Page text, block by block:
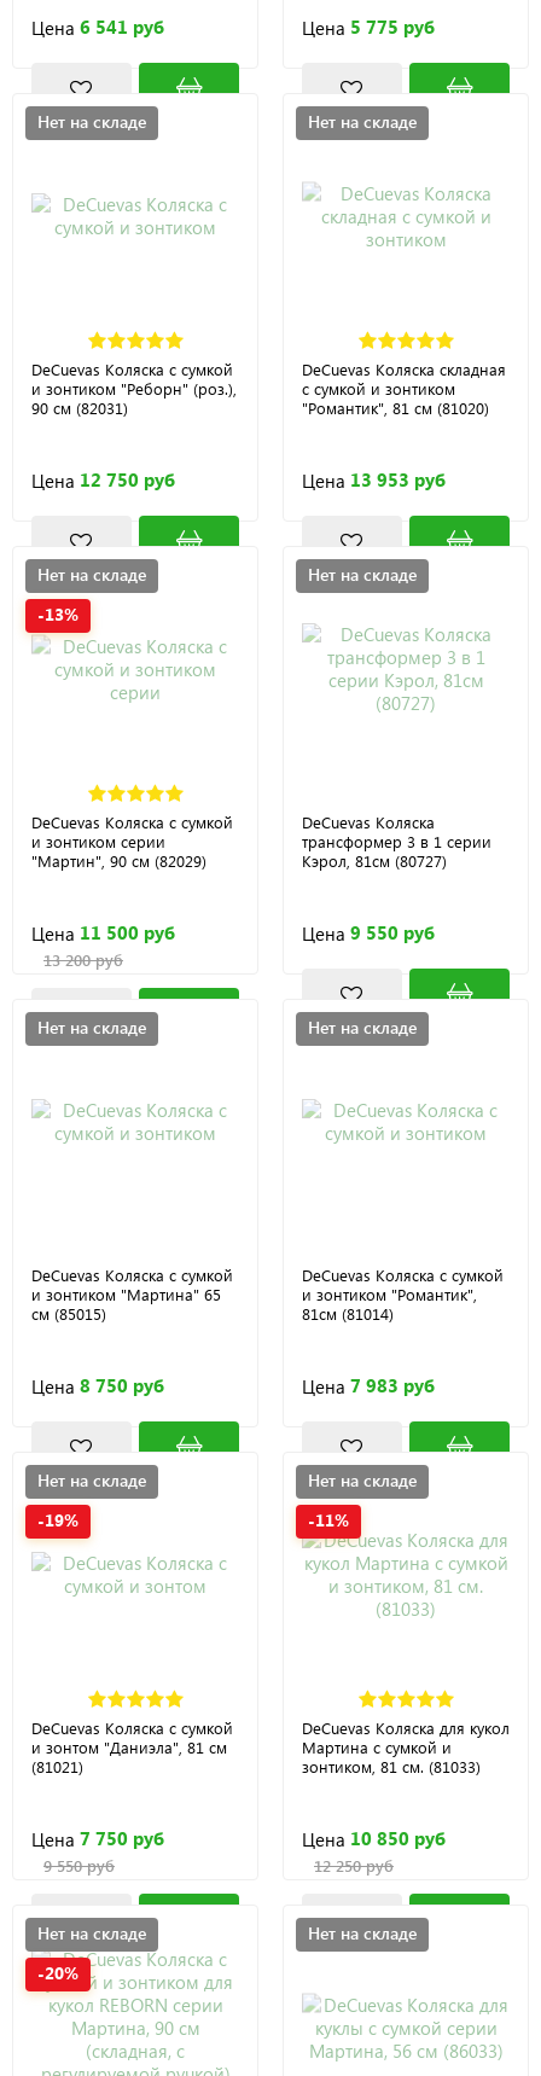
Цена 6 541 руб Цена 5 775 руб
Нет на складе
DeCuevas Коляска с сумкой
и зонтиком "Реборн" (роз.),
90 см (82031)
Цена 12 750 руб
Нет на складе
DeCuevas Коляска складная
с сумкой и зонтиком
"Романтик", 81 см (81020)
Цена 13 953 руб
Нет на складе
-13%
DeCuevas Коляска с сумкой
и зонтиком серии
"Мартин", 90 см (82029)
Цена 11 500 руб
13 200 руб
Нет на складе
DeCuevas Коляска
трансформер 3 в 1 серии
Кэрол, 81см (80727)
Цена 9 550 руб
Нет на складе
DeCuevas Коляска с сумкой
и зонтиком "Мартина" 65
см (85015)
Цена 8 750 руб
Нет на складе
DeCuevas Коляска с сумкой
и зонтиком "Романтик",
81см (81014)
Цена 7 983 руб
Нет на складе
-19%
DeCuevas Коляска с сумкой
и зонтом "Даниэла", 81 см
(81021)
Цена 7 750 руб
9 550 руб
Нет на складе
-11%
DeCuevas Коляска для кукол
Мартина с сумкой и
зонтиком, 81 см. (81033)
Цена 10 850 руб
12 250 руб
Нет на складе
-20%
Нет на складе